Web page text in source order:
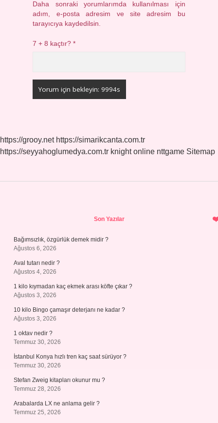
Daha sonraki yorumlarımda kullanılması için
adım, e-posta adresim ve site adresim bu
tarayıcıya kaydedilsin.
7 + 8 kaçtır?*
https://grooy.net https://simarikcanta.com.tr
https://seyyahoglumedya.com.tr knight online nttgame Sitemap
Son Yazılar
Bağımsızlık, özgürlük demek midir ?
Ağustos 6, 2026
Aval tutarı nedir ?
Ağustos 4, 2026
1 kilo kıymadan kaç ekmek arası köfte çıkar ?
Ağustos 3, 2026
10 kilo Bingo çamaşır deterjanı ne kadar ?
Ağustos 3, 2026
1 oktav nedir ?
Temmuz 30, 2026
İstanbul Konya hızlı tren kaç saat sürüyor ?
Temmuz 30, 2026
Stefan Zweig kitapları okunur mu ?
Temmuz 28, 2026
Arabalarda LX ne anlama gelir ?
Temmuz 25, 2026